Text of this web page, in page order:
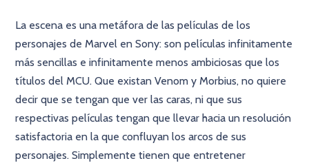
La escena es una metáfora de las películas de los
personajes de Marvel en Sony: son películas infinitamente
más sencillas e infinitamente menos ambiciosas que los
títulos del MCU. Que existan Venom y Morbius, no quiere
decir que se tengan que ver las caras, ni que sus
respectivas películas tengan que llevar hacia un resolución
satisfactoria en la que confluyan los arcos de sus
personajes. Simplemente tienen que entretener